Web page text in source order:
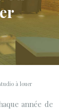
à louer
année de